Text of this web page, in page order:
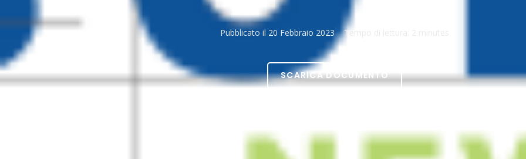
Pubblicato il 20 Febbraio 2023 Tempo di lettura:
SCARICA DOCUMENTO